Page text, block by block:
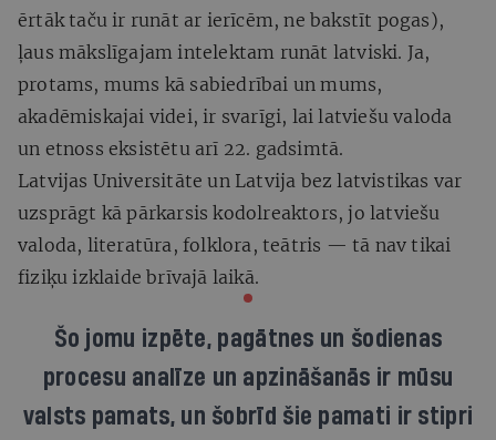
ērtāk taču ir runāt ar ierīcēm, ne bakstīt pogas),
ļaus mākslīgajam intelektam runāt latviski. Ja,
protams, mums kā sabiedrībai un mums,
akadēmiskajai videi, ir svarīgi, lai latviešu valoda
un etnoss eksistētu arī 22. gadsimtā.
Latvijas Universitāte un Latvija bez latvistikas var
uzsprāgt kā pārkarsis kodolreaktors, jo latviešu
valoda, literatūra, folklora, teātris — tā nav tikai
fiziķu izklaide brīvajā laikā.
Šo jomu izpēte, pagātnes un šodienas
procesu analīze un apzināšanās ir mūsu
valsts pamats, un šobrīd šie pamati ir stipri